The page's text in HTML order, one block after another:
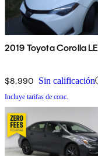
2019 Toyota Corolla LE
$8,990 Sin calificación
Incluye tarifas de conc.